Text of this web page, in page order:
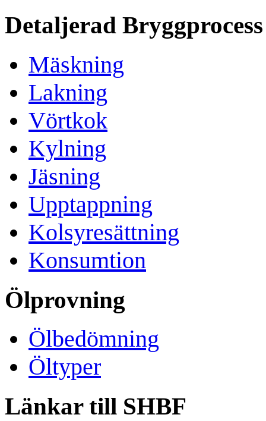
Detaljerad Bryggprocess
Mäskning
Lakning
Vörtkok
Kylning
Jäsning
Upptappning
Kolsyresättning
Konsumtion
Ölprovning
Ölbedömning
Öltyper
Länkar till SHBF